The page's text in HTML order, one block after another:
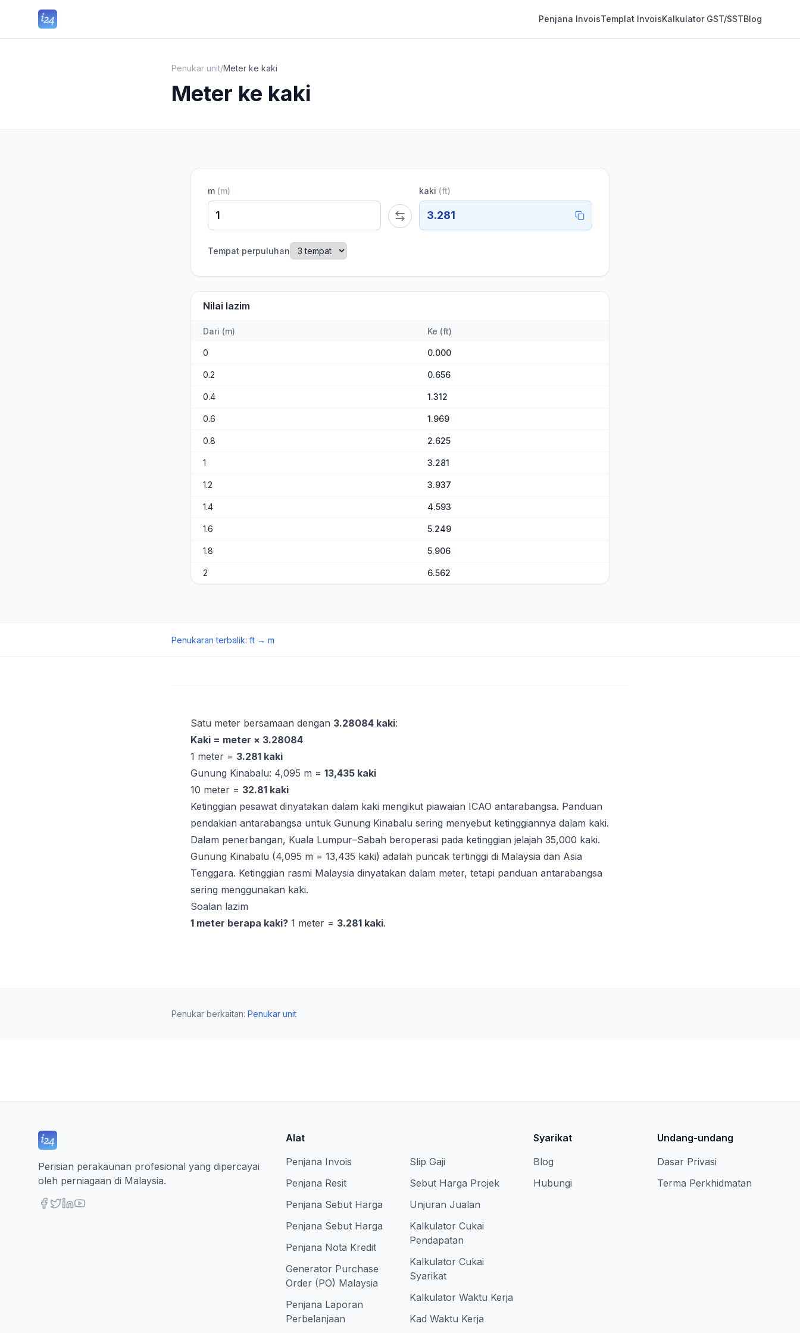
Penjana InvoisTemplat InvoisKalkulator GST/SSTBlog
Penukar unit/Meter ke kaki
Meter ke kaki
m (m) kaki (ft)
3.281
Tempat perpuluhan
Nilai lazim
Dari (m) Ke (ft)
0 0.000
0.2 0.656
0.4 1.312
0.6 1.969
0.8 2.625
1 3.281
1.2 3.937
1.4 4.593
1.6 5.249
1.8 5.906
2 6.562
Penukaran terbalik: ft → m
Satu meter bersamaan dengan 3.28084 kaki:
Kaki = meter × 3.28084
1 meter = 3.281 kaki
Gunung Kinabalu: 4,095 m = 13,435 kaki
10 meter = 32.81 kaki
Ketinggian pesawat dinyatakan dalam kaki mengikut piawaian ICAO antarabangsa. Panduan
pendakian antarabangsa untuk Gunung Kinabalu sering menyebut ketinggiannya dalam kaki.
Dalam penerbangan, Kuala Lumpur–Sabah beroperasi pada ketinggian jelajah 35,000 kaki.
Gunung Kinabalu (4,095 m = 13,435 kaki) adalah puncak tertinggi di Malaysia dan Asia
Tenggara. Ketinggian rasmi Malaysia dinyatakan dalam meter, tetapi panduan antarabangsa
sering menggunakan kaki.
Soalan lazim
1 meter berapa kaki? 1 meter = 3.281 kaki.
Penukar berkaitan: Penukar unit
Perisian perakaunan profesional yang dipercayai
oleh perniagaan di Malaysia.
Alat
Penjana Invois
Penjana Resit
Penjana Sebut Harga
Penjana Sebut Harga
Penjana Nota Kredit
Generator Purchase
Order (PO) Malaysia
Penjana Laporan
Perbelanjaan
Slip Gaji
Sebut Harga Projek
Unjuran Jualan
Kalkulator Cukai
Pendapatan
Kalkulator Cukai
Syarikat
Kalkulator Waktu Kerja
Kad Waktu Kerja
Syarikat
Blog
Hubungi
Undang-undang
Dasar Privasi
Terma Perkhidmatan